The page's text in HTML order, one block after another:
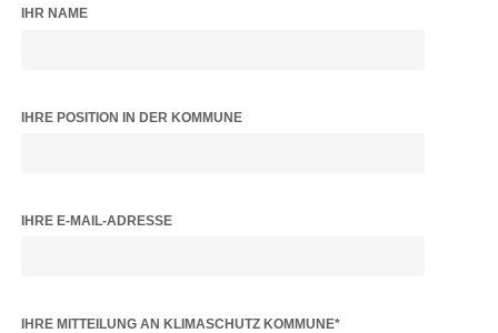
IHR NAME
IHRE POSITION IN DER KOMMUNE
IHRE E-MAIL-ADRESSE
BITTE LASSE DIESES FELD LEER.
IHRE MITTEILUNG AN KLIMASCHUTZ KOMMUNE*